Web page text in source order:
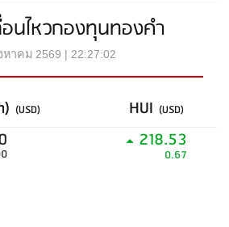
นไหวกองทุนทองคำ
หาคม 2569 | 22:27:02
(USD) HUI (USD)
218.53
0.67